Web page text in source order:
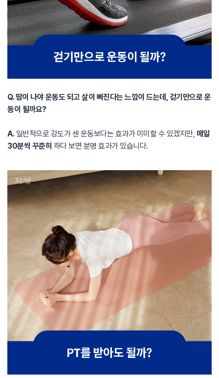
Q. 땀이 나야 운동도 되고 살이 빠진다는 느낌이 드는데, 걷기만으로 운
동이 될까요?
A.일반적으로 강도가 센 운동보다는 효과가 미미할 수 있겠지만, 매일
30분씩 꾸준히 하다 보면 분명 효과가 있습니다.